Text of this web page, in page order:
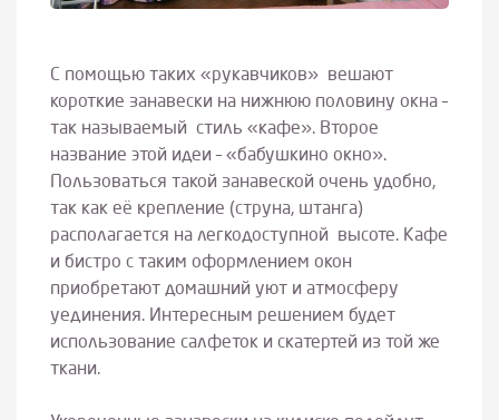
С помощью таких «рукавчиков» вешают
короткие занавески на нижнюю половину окна –
так называемый стиль «кафе». Второе
название этой идеи – «бабушкино окно».
Пользоваться такой занавеской очень удобно,
так как её крепление (струна, штанга)
располагается на легкодоступной высоте. Кафе
и бистро с таким оформлением окон
приобретают домашний уют и атмосферу
уединения. Интересным решением будет
использование салфеток и скатертей из той же
ткани.